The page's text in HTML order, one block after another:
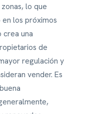
lo que
los próximos
crea una
de
regulación y
vender. Es